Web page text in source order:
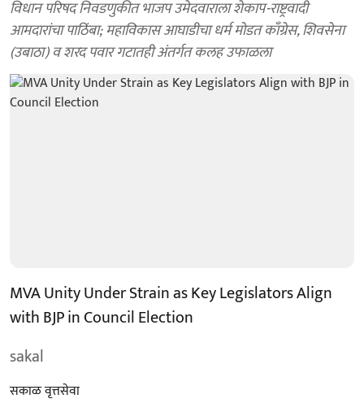
विधान परिषद निवडणुकीत भाजप उमेदवाराला शेकाप-राष्ट्रवादी
आमदारांचा पाठिंबा; महाविकास आघाडीचा धर्म मोडत काँग्रेस, शिवसेना
(उबाठा) व शरद पवार गटातही अंतर्गत कलह उफाळला
MVA Unity Under Strain as Key Legislators Align
with BJP in Council Election
sakal
सकाळ वृत्तसेवा